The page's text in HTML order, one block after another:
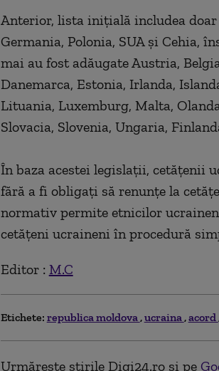
Anterior, lista iniţială includea
Germania, Polonia, SUA şi Cehia,
mai au fost adăugate Austria,
Danemarca, Estonia, Irlanda,
Lituania, Luxemburg, Malta,
Slovacia, Slovenia, Ungaria,
În baza acestei legislaţii, cetăţenii
fără a fi obligaţi să renunţe la
normativ permite etnicilor
cetăţeni ucraineni în procedură
Editor : M.C
Etichete: republica moldova ucraina acord
Urmărește știrile Digi24.ro și pe